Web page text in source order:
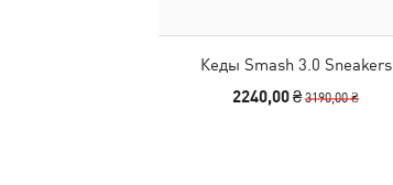
Кеды Smash 3.0 Sneakers
2240,00 ₴3190,00 ₴